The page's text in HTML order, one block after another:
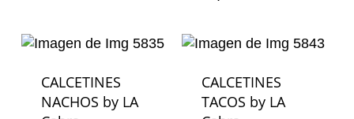
CALCETINES
NACHOS by LA
CALCETINES
TACOS by LA